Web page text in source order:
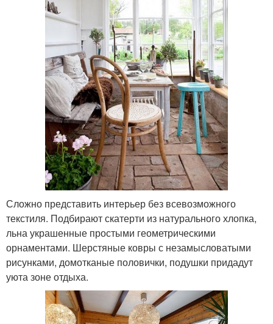
Сложно представить интерьер без всевозможного
текстиля. Подбирают скатерти из натурального хлопка,
льна украшенные простыми геометрическими
орнаментами. Шерстяные ковры с незамысловатыми
рисунками, домотканые половички, подушки придадут
уюта зоне отдыха.